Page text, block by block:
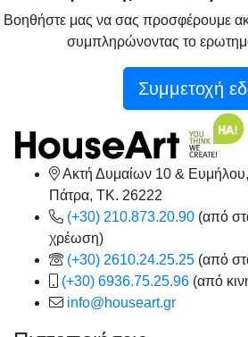
Βοηθήστε μας να σας προσφέρουμε
συμπληρώνοντας το
Συμμετοχή
Ακτή Δυμαίων 10 &
Πάτρα, TK. 26222
(+30) 210.873.20.90 (από
χρέωση)
(+30) 2610.24.25.25 (από
(+30) 6936.75.25.96 (από
info@houseart.gr